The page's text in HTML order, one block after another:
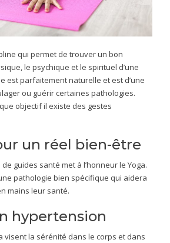
qui permet de trouver un bon
le psychique et le spirituel d’une
est parfaitement naturelle et est d’une
ou guérir certaines pathologies.
objectif il existe des gestes
un réel bien-être
guides santé met à l’honneur le Yoga.
pathologie bien spécifique qui aidera
mains leur santé.
hypertension
visent la sérénité dans le corps et dans